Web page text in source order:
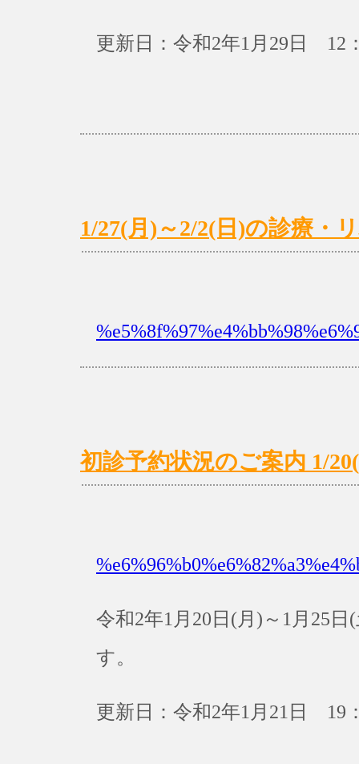
更新日：令和2年1月29日 12
1/27(月)～2/2(日)の診療・
初診予約状況のご案内 1/
令和2年1月20日(月)～1月25
す。
更新日：令和2年1月21日 19